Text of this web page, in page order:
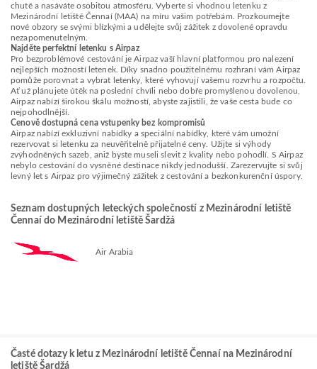
chutě a nasáváte osobitou atmosféru. Vyberte si vhodnou letenku z
Mezinárodní letiště Čennaí (MAA) na míru vašim potřebám. Prozkoumejte
nové obzory se svými blízkými a udělejte svůj zážitek z dovolené opravdu
nezapomenutelným.
Najděte perfektní letenku s Airpaz
Pro bezproblémové cestování je Airpaz vaší hlavní platformou pro nalezení
nejlepších možností letenek. Díky snadno použitelnému rozhraní vám Airpaz
pomůže porovnat a vybrat letenky, které vyhovují vašemu rozvrhu a rozpočtu.
Ať už plánujete útěk na poslední chvíli nebo dobře promyšlenou dovolenou,
Airpaz nabízí širokou škálu možností, abyste zajistili, že vaše cesta bude co
nejpohodlnější.
Cenově dostupná cena vstupenky bez kompromisů
Airpaz nabízí exkluzivní nabídky a speciální nabídky, které vám umožní
rezervovat si letenku za neuvěřitelně přijatelné ceny. Užijte si výhody
zvýhodněných sazeb, aniž byste museli slevit z kvality nebo pohodlí. S Airpaz
nebylo cestování do vysněné destinace nikdy jednodušší. Zarezervujte si svůj
levný let s Airpaz pro výjimečný zážitek z cestování a bezkonkurenční úspory.
Seznam dostupných leteckých společností z Mezinárodní letiště
Čennaí do Mezinárodní letiště Šardžá
Air Arabia
Časté dotazy k letu z Mezinárodní letiště Čennaí na Mezinárodní
letiště Šardžá